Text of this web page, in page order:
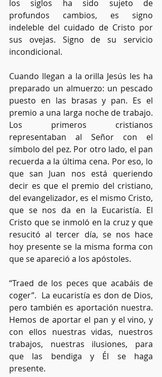
los siglos ha sido sujeto de
profundos cambios, es signo
indeleble del cuidado de Cristo por
sus ovejas. Signo de su servicio
incondicional.
Cuando llegan a la orilla Jesús les ha
preparado un almuerzo: un pescado
puesto en las brasas y pan. Es el
premio a una larga noche de trabajo.
Los primeros cristianos
representaban al Señor con el
símbolo del pez. Por otro lado, el pan
recuerda a la última cena. Por eso, lo
que san Juan nos está queriendo
decir es que el premio del cristiano,
del evangelizador, es el mismo Cristo,
que se nos da en la Eucaristía. El
Cristo que se inmoló en la cruz y que
resucitó al tercer día, se nos hace
hoy presente se la misma forma con
que se apareció a los apóstoles.
“Traed de los peces que acabáis de
coger”.  La eucaristía es don de Dios,
pero también es aportación nuestra.
Hemos de aportar el pan y el vino, y
con ellos nuestras vidas, nuestros
trabajos, nuestras ilusiones, para
que las bendiga y Él se haga
presente.